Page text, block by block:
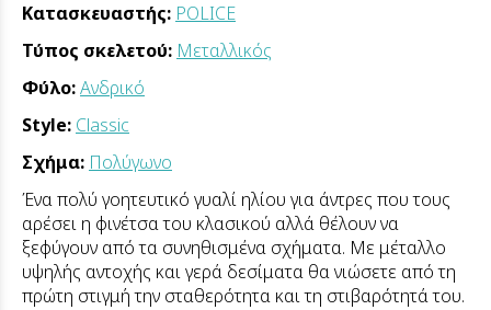
Κατασκευαστής: POLICE
Τύπος σκελετού: Μεταλλικός
Φύλο:Ανδρικό
Style: Classic
Σχήμα: Πολύγωνο
Ένα πολύ γοητευτικό γυαλί ηλίου για άντρες που τους
αρέσει η φινέτσα του κλασικού αλλά θέλουν να
ξεφύγουν από τα συνηθισμένα σχήματα. Με μέταλλο
υψηλής αντοχής και γερά δεσίματα θα νιώσετε από τη
πρώτη στιγμή την σταθερότητα και τη στιβαρότητά του.